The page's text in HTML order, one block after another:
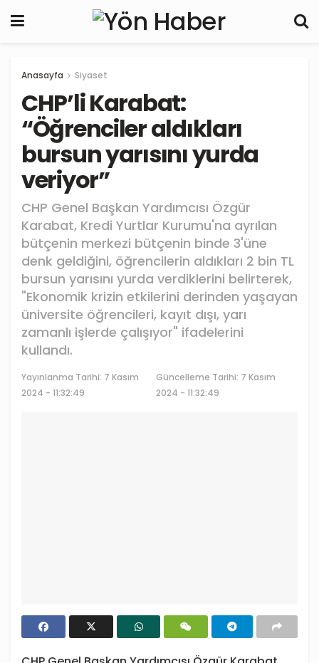
Anasayfa Siyaset
CHP’li Karabat:
“Öğrenciler aldıkları
bursun yarısını yurda
veriyor”
CHP Genel Başkan Yardımcısı Özgür
Karabat, Kredi Yurtlar Kurumu'na ayrılan
bütçenin merkezi bütçenin binde 3'üne
denk geldiğini, öğrencilerin aldıkları 2 bin TL
bursun yarısını yurda verdiklerini belirterek,
"Ekonomik krizin etkilerini derinden yaşayan
üniversite öğrencileri, kayıt dışı, yarı
zamanlı işlerde çalışıyor" ifadelerini
kullandı.
Yayınlanma Tarihi: 7 Kasım
2024 - 11:32:49
Güncelleme Tarihi: 7 Kasım
2024 - 11:32:49